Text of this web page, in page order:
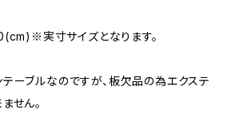
実寸サイズとなります。
ーブルなのですが、板欠品の為エクステ
せん。